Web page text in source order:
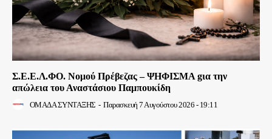
Σ.Ε.Ε.Λ.ΦΟ. Νομού Πρέβεζας – ΨΗΦΙΣΜΑ gια την
απώλεια του Αναστάσιου Παμπουκίδη
ΟΜΑΔΑ ΣΥΝΤΑΞΗΣ - Παρασκευή 7 Αυγούστου 2026 - 19:11